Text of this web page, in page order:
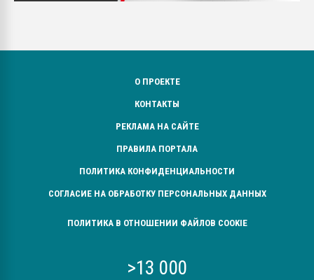
О ПРОЕКТЕ
КОНТАКТЫ
РЕКЛАМА НА САЙТЕ
ПРАВИЛА ПОРТАЛА
ПОЛИТИКА КОНФИДЕНЦИАЛЬНОСТИ
СОГЛАСИЕ НА ОБРАБОТКУ ПЕРСОНАЛЬНЫХ ДАННЫХ
ПОЛИТИКА В ОТНОШЕНИИ ФАЙЛОВ COOKIE
>13 000